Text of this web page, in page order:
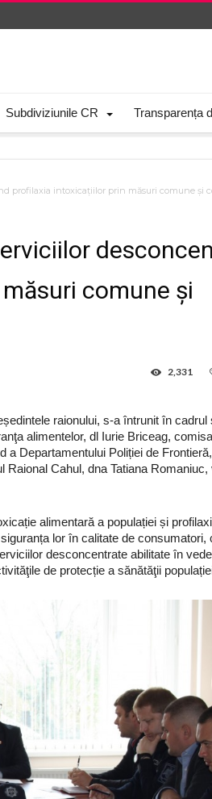
Subdiviziunile CR Transparența
profilaxia intoxicațiilor prin măsuri comune și
comune și
2,331
raionului, s-a întrunit în cadrul
alimentelor, dl Iurie Briceag,
a Departamentului Poliției de
Cahul, dna Tatiana
alimentară a populației și
lor în calitate de consumatori,
desconcentrate abilitate în
de protecție a sănătăţii